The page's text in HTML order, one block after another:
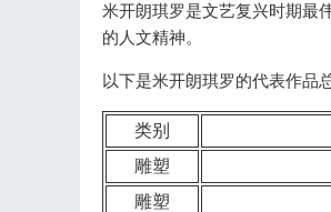
米开朗琪罗是文艺复兴时期最
的人文精神。
以下是米开朗琪罗的代表作品
类别
雕塑
雕塑